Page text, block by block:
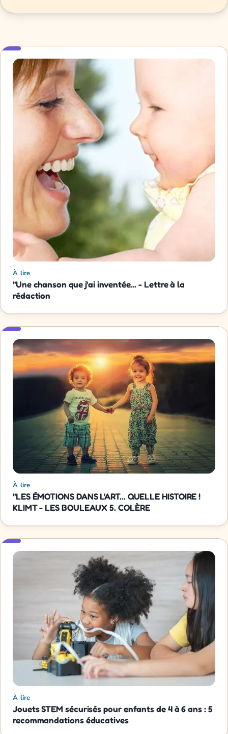
À lire
"Une chanson que j'ai inventée... - Lettre à la
rédaction
À lire
"LES ÉMOTIONS DANS L'ART... QUELLE HISTOIRE !
KLIMT - LES BOULEAUX 5. COLÈRE
À lire
Jouets STEM sécurisés pour enfants de 4 à 6 ans : 5
recommandations éducatives